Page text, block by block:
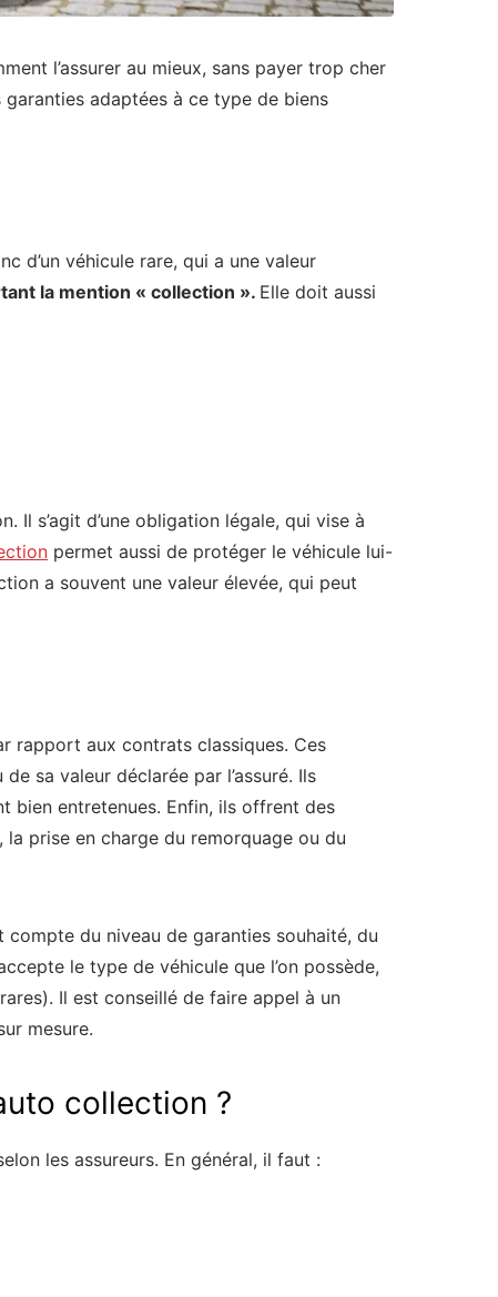
l’assurer au mieux, sans payer trop cher
adaptées à ce type de biens
d’un véhicule rare, qui a une valeur
la mention « collection ». Elle doit aussi
s’agit d’une obligation légale, qui vise à
permet aussi de protéger le véhicule lui-
a souvent une valeur élevée, qui peut
rapport aux contrats classiques. Ces
sa valeur déclarée par l’assuré. Ils
bien entretenues. Enfin, ils offrent des
prise en charge du remorquage ou du
du niveau de garanties souhaité, du
le type de véhicule que l’on possède,
Il est conseillé de faire appel à un
mesure.
collection ?
les assureurs. En général, il faut :